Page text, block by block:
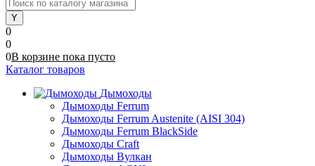
0
0
0В корзине пока пусто
Каталог товаров
Дымоходы
Дымоходы Ferrum
Дымоходы Ferrum Austenite (AISI 304)
Дымоходы Ferrum BlackSide
Дымоходы Craft
Дымоходы Вулкан